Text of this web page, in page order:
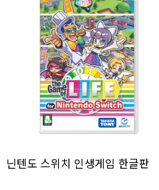
닌텐도 스위치 인생게임 한글판